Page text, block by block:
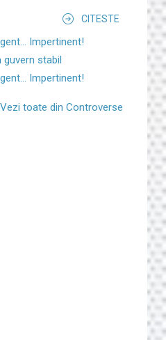
CITESTE
Impertinent!
stabil
Impertinent!
Vezi toate din Controverse